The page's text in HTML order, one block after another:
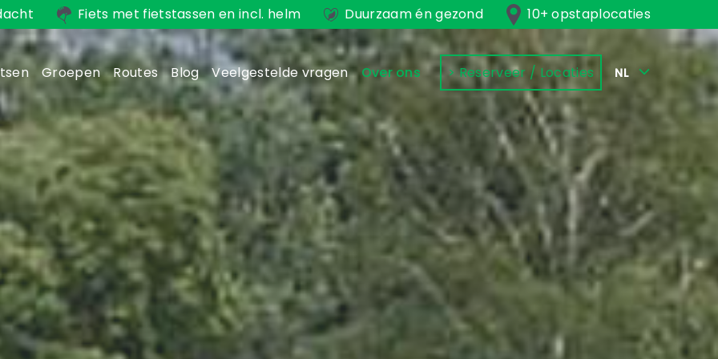
Fiets met fietstassen en incl. helm Duurzaam én gezond 10+ opstaplocaties
Groepen Routes Blog Veelgestelde vragen Over ons > Reserveer / Locaties NL